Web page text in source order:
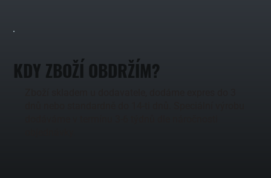
KDY ZBOŽÍ OBDRŽÍM?